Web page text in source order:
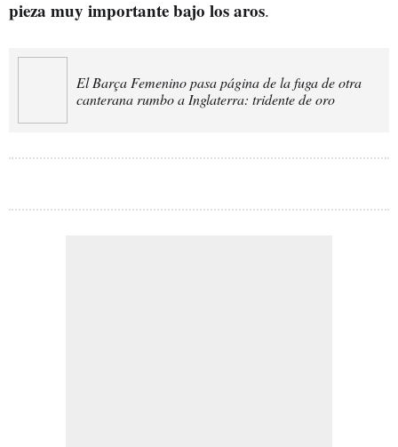
pieza muy importante bajo los aros.
El Barça Femenino pasa página de la fuga de otra
canterana rumbo a Inglaterra: tridente de oro